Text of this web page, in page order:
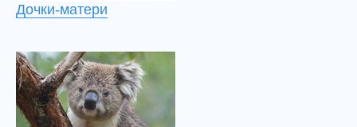
Дочки-матери